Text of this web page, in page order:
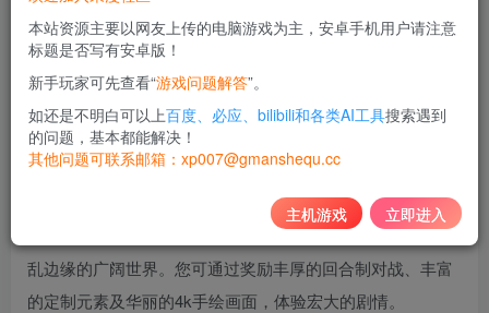
此内容为付费资源，请付费后查看
10
黄金会员免费
在这款成熟且情感丰富的日式RPG游戏中，尽情探索处于混
乱边缘的广阔世界。您可通过奖励丰厚的回合制对战、丰富
的定制元素及华丽的4k手绘画面，体验宏大的剧情。
本站资源主要以网友上传的电脑游戏为主，安卓手机用户请注意
标题是否写有安卓版！
新手玩家可先查看“游戏问题解答”。
如还是不明白可以上百度、必应、bilibili和各类AI工具搜索遇到
的问题，基本都能解决！
其他问题可联系邮箱：xp007@gmanshequ.cc
主机游戏 立即进入